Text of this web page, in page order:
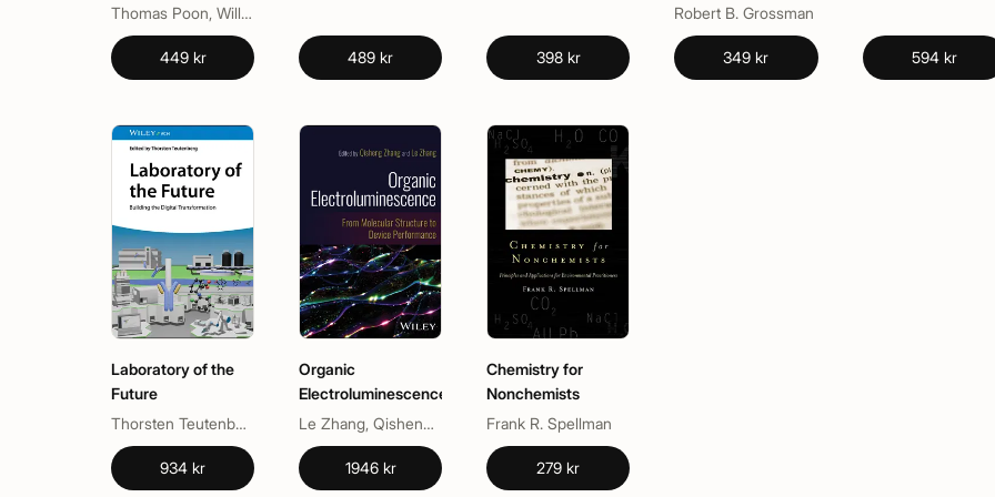
Thomas Poon, William H. Brown
449 kr 489 kr 398 kr
Reaction
Mechanisms
Robert B. Grossman
349 kr 594 kr
Laboratory of the
Future
Thorsten Teutenberg
934 kr
Organic
Electroluminescence
Le Zhang, Qisheng Zhang
1946 kr
Chemistry for
Nonchemists
Frank R. Spellman
279 kr